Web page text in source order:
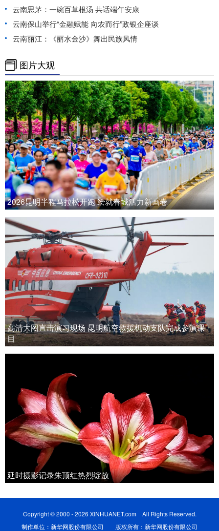
云南思茅：一碗百草根汤 共话端午安康
云南保山举行“金融赋能 向农而行”政银企座谈
云南丽江：《丽水金沙》舞出民族风情
图片大观
2026昆明半程马拉松开跑 绘就春城活力新画卷
高清大图直击演习现场 昆明航空救援机动支队完成参演课
目
延时摄影记录朱顶红热烈绽放
Copyright © 2000 - 2026 XINHUANET.com All Rights Reserved.
制作单位：新华网股份有限公司 版权所有：新华网股份有限公司